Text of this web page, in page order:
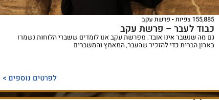
155,885 צפיות פרשת עקב
כבוד לעבר – פרשת עקב
גם מה שנשבר אינו אובד. מפרשת עקב אנו לומדים ששברי הלוחות נשמרו
בארון הברית כדי להזכיר שהעבר, המאמץ והמשברים
לפרטים נוספים >